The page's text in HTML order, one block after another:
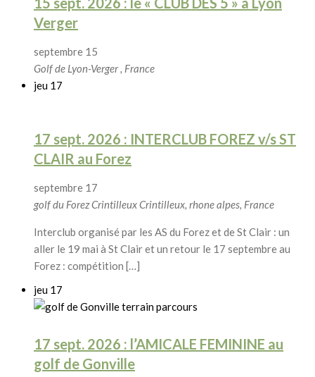
Verger
septembre 15
Golf de Lyon-Verger, France
jeu 17
17 sept. 2026 : INTERCLUB FOREZ v/s ST
CLAIR au Forez
septembre 17
golf du Forez CrintilleuxCrintilleux, rhone alpes, France
Interclub organisé par les AS du Forez et de St Clair : un
aller le 19 mai à St Clair et un retour le 17 septembre au
Forez : compétition […]
jeu 17
17 sept. 2026 : l’AMICALE FEMININE au
golf de Gonville